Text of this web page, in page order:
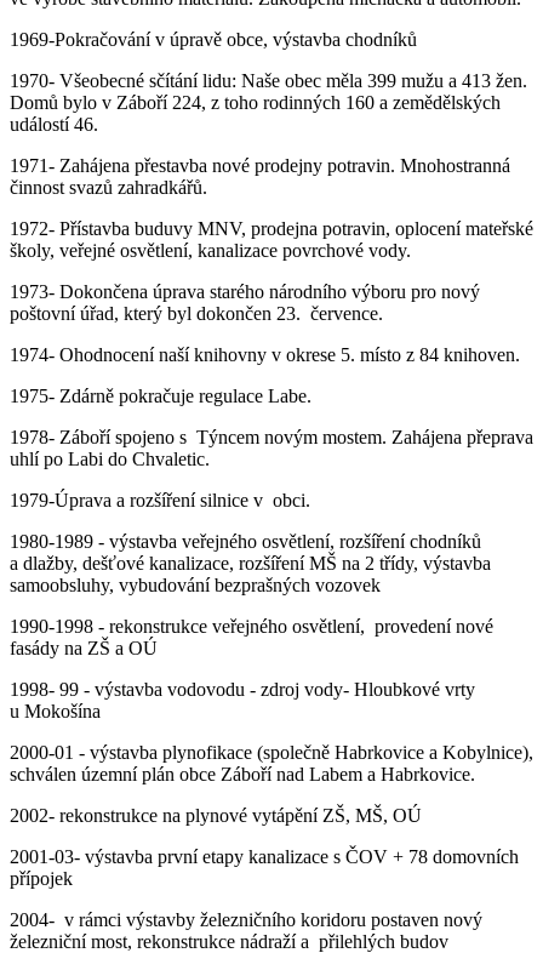
1969-Pokračování v úpravě obce, výstavba chodníků
1970- Všeobecné sčítání lidu: Naše obec měla 399 mužu a 413 žen.
Domů bylo v Záboří 224, z toho rodinných 160 a zemědělských
událostí 46.
1971- Zahájena přestavba nové prodejny potravin. Mnohostranná
činnost svazů zahradkářů.
1972- Přístavba buduvy MNV, prodejna potravin, oplocení mateřské
školy, veřejné osvětlení, kanalizace povrchové vody.
1973- Dokončena úprava starého národního výboru pro nový
poštovní úřad, který byl dokončen 23. července.
1974- Ohodnocení naší knihovny v okrese 5. místo z 84 knihoven.
1975- Zdárně pokračuje regulace Labe.
1978- Záboří spojeno s Týncem novým mostem. Zahájena přeprava
uhlí po Labi do Chvaletic.
1979-Úprava a rozšíření silnice v obci.
1980-1989 - výstavba veřejného osvětlení, rozšíření chodníků
a dlažby, dešťové kanalizace, rozšíření MŠ na 2 třídy, výstavba
samoobsluhy, vybudování bezprašných vozovek
1990-1998 - rekonstrukce veřejného osvětlení, provedení nové
fasády na ZŠ a OÚ
1998- 99 - výstavba vodovodu - zdroj vody- Hloubkové vrty
u Mokošína
2000-01 - výstavba plynofikace (společně Habrkovice a Kobylnice),
schválen územní plán obce Záboří nad Labem a Habrkovice.
2002- rekonstrukce na plynové vytápění ZŠ, MŠ, OÚ
2001-03- výstavba první etapy kanalizace s ČOV + 78 domovních
přípojek
2004- v rámci výstavby železničního koridoru postaven nový
železniční most, rekonstrukce nádraží a přilehlých budov